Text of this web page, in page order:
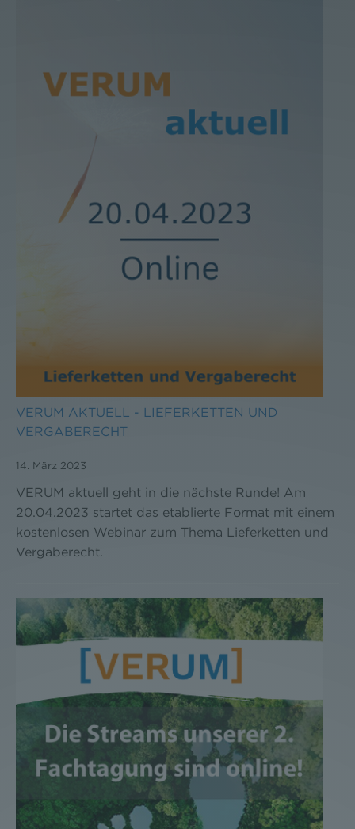
VERUM AKTUELL - LIEFERKETTEN UND
VERGABERECHT
14. März 2023
VERUM aktuell geht in die nächste Runde! Am
20.04.2023 startet das etablierte Format mit einem
kostenlosen Webinar zum Thema Lieferketten und
Vergaberecht.